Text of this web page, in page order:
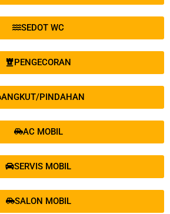
SEDOT WC
PENGECORAN
ANGKUT/PINDAHAN
AC MOBIL
SERVIS MOBIL
SALON MOBIL